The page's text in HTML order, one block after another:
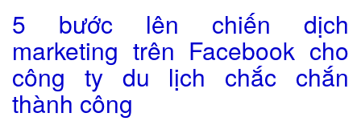
5 bước lên chiến dịch
marketing trên Facebook cho
công ty du lịch chắc chắn
thành công